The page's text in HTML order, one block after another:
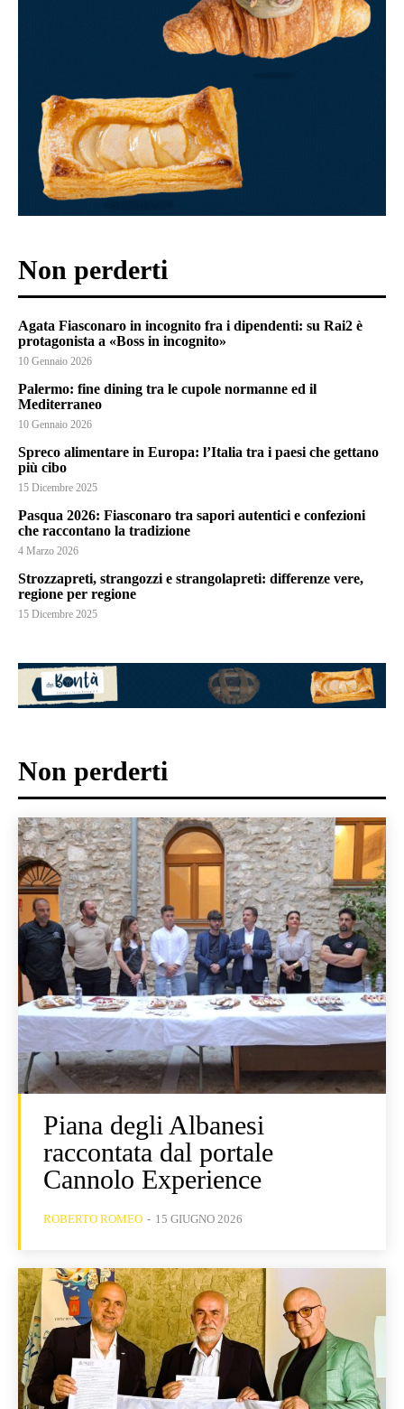
Non perderti
Agata Fiasconaro in incognito fra i dipendenti: su Rai2 è
protagonista a «Boss in incognito»
10 Gennaio 2026
Palermo: fine dining tra le cupole normanne ed il
Mediterraneo
10 Gennaio 2026
Spreco alimentare in Europa: l’Italia tra i paesi che gettano
più cibo
15 Dicembre 2025
Pasqua 2026: Fiasconaro tra sapori autentici e confezioni
che raccontano la tradizione
4 Marzo 2026
Strozzapreti, strangozzi e strangolapreti: differenze vere,
regione per regione
15 Dicembre 2025
Non perderti
Piana degli Albanesi
raccontata dal portale
Cannolo Experience
ROBERTO ROMEO - 15 GIUGNO 2026